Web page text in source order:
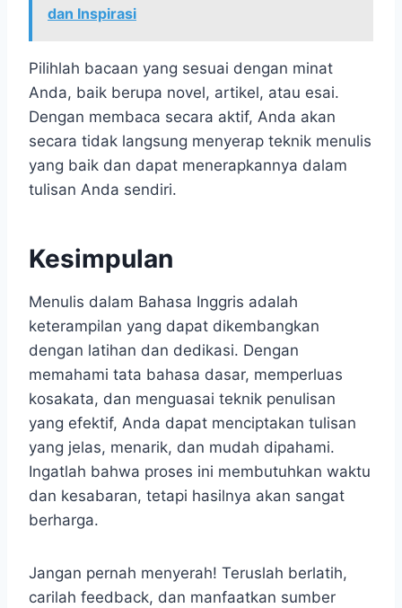
dan Inspirasi
Pilihlah bacaan yang sesuai dengan minat
Anda, baik berupa novel, artikel, atau esai.
Dengan membaca secara aktif, Anda akan
secara tidak langsung menyerap teknik menulis
yang baik dan dapat menerapkannya dalam
tulisan Anda sendiri.
Kesimpulan
Menulis dalam Bahasa Inggris adalah
keterampilan yang dapat dikembangkan
dengan latihan dan dedikasi. Dengan
memahami tata bahasa dasar, memperluas
kosakata, dan menguasai teknik penulisan
yang efektif, Anda dapat menciptakan tulisan
yang jelas, menarik, dan mudah dipahami.
Ingatlah bahwa proses ini membutuhkan waktu
dan kesabaran, tetapi hasilnya akan sangat
berharga.
Jangan pernah menyerah! Teruslah berlatih,
carilah feedback, dan manfaatkan sumber